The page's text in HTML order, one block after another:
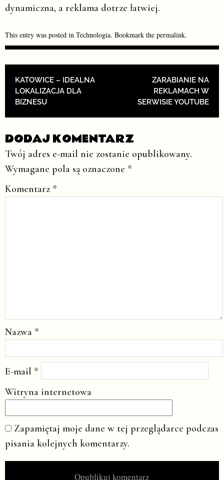
dynamiczna, a reklama dotrze łatwiej.
This entry was posted in Technologia. Bookmark the permalink.
POST NAVIGATION
KATOWICE – IDEALNA
LOKALIZACJA DLA
BIZNESU
ZARABIANIE NA
REKLAMACH W
SERWISIE YOUTUBE
DODAJ KOMENTARZ
Twój adres e-mail nie zostanie opublikowany.
Wymagane pola są oznaczone *
Komentarz *
Nazwa *
E-mail *
Witryna internetowa
Zapamiętaj moje dane w tej przeglądarce podczas
pisania kolejnych komentarzy.